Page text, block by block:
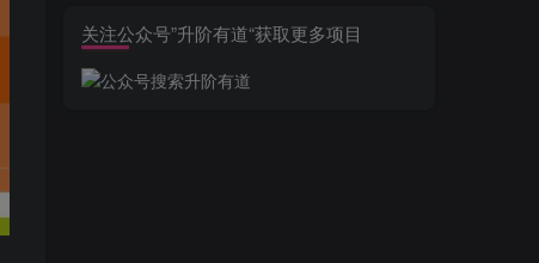
关注公众号”升阶有道“获取更多项目